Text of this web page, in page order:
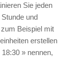
Sie jeden
und
Beispiel mit
erstellen
» nennen,